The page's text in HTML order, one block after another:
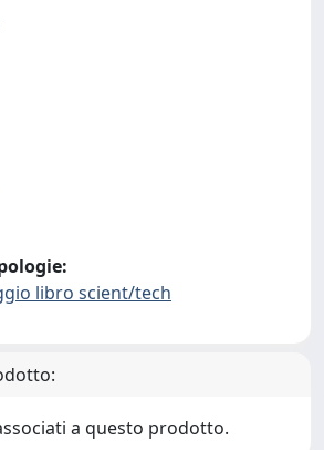
libro scient/tech
a questo prodotto.